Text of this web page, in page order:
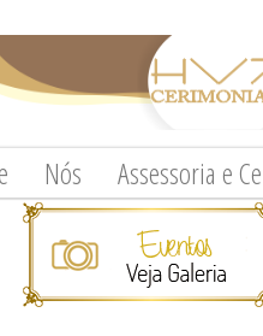
Nós Assessoria e